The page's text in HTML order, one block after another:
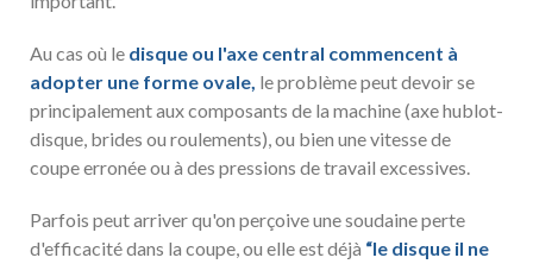
Au cas où le disque ou l'axe central commencent à
adopter une forme ovale, le problème peut devoir se
principalement aux composants de la machine (axe hublot-
disque, brides ou roulements), ou bien une vitesse de
coupe erronée ou à des pressions de travail excessives.
Parfois peut arriver qu'on perçoive une soudaine perte
d'efficacité dans la coupe, ou elle est déjà “le disque il ne